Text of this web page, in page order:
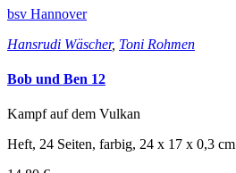
bsv Hannover
Hansrudi Wäscher, Toni Rohmen
Bob und Ben 12
Kampf auf dem Vulkan
Heft, 24 Seiten, farbig, 24 x 17 x 0,3 cm